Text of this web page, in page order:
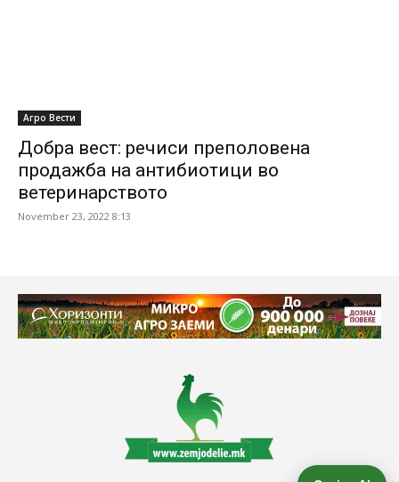
Агро Вести
Добра вест: речиси преполовена
продажба на антибиотици во
ветеринарството
November 23, 2022 8:13